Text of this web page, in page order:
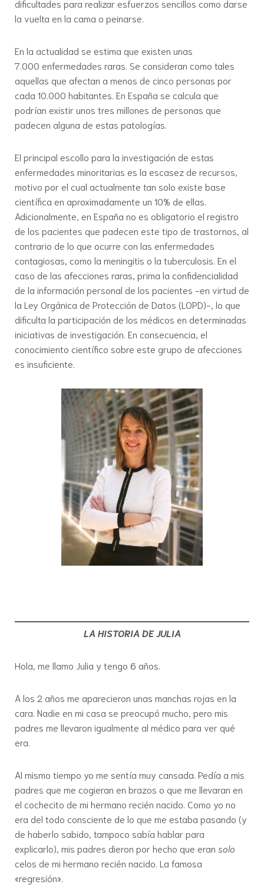
dificultades para realizar esfuerzos sencillos como darse
la vuelta en la cama o peinarse.
En la actualidad se estima que existen unas
7.000 enfermedades raras. Se consideran como tales
aquellas que afectan a menos de cinco personas por
cada 10.000 habitantes. En España se calcula que
podrían existir unos tres millones de personas que
padecen alguna de estas patologías.
El principal escollo para la investigación de estas
enfermedades minoritarias es la escasez de recursos,
motivo por el cual actualmente tan solo existe base
científica en aproximadamente un 10% de ellas.
Adicionalmente, en España no es obligatorio el registro
de los pacientes que padecen este tipo de trastornos, al
contrario de lo que ocurre con las enfermedades
contagiosas, como la meningitis o la tuberculosis. En el
caso de las afecciones raras, prima la confidencialidad
de la información personal de los pacientes -en virtud de
la Ley Orgánica de Protección de Datos (LOPD)-, lo que
dificulta la participación de los médicos en determinadas
iniciativas de investigación. En consecuencia, el
conocimiento científico sobre este grupo de afecciones
es insuficiente.
LA HISTORIA DE JULIA
Hola, me llamo Julia y tengo 6 años.
A los 2 años me aparecieron unas manchas rojas en la
cara. Nadie en mi casa se preocupó mucho, pero mis
padres me llevaron igualmente al médico para ver qué
era.
Al mismo tiempo yo me sentía muy cansada. Pedía a mis
padres que me cogieran en brazos o que me llevaran en
el cochecito de mi hermano recién nacido. Como yo no
era del todo consciente de lo que me estaba pasando (y
de haberlo sabido, tampoco sabía hablar para
explicarlo), mis padres dieron por hecho que eran solo
celos de mi hermano recién nacido. La famosa
«regresión».